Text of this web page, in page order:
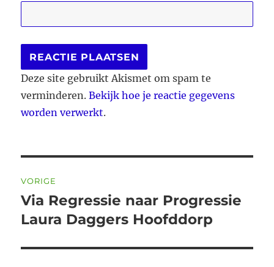
Deze site gebruikt Akismet om spam te
verminderen.Bekijk hoe je reactie gegevens
worden verwerkt.
navigatie
VORIGE
Vorig
bericht:
Via Regressie naar Progressie
Laura Daggers Hoofddorp